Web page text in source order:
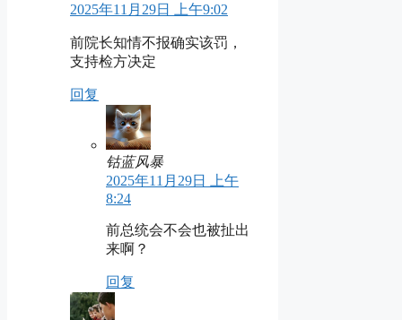
2025年11月29日 上午9:02
前院长知情不报确实该罚，
支持检方决定
回复
钴蓝风暴
2025年11月29日 上午
8:24
前总统会不会也被扯出
来啊？
回复